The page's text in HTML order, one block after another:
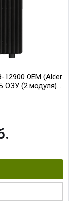
12900 OEM (Alder
ОЗУ (2 модуля)/
256bit 3xDP